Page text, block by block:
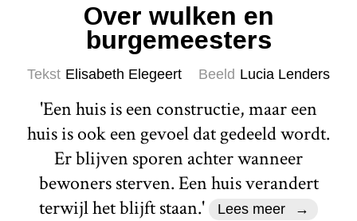
Over wulken en
burgemeesters
Tekst Elisabeth Elegeert Beeld Lucia Lenders
'Een huis is een constructie, maar een
huis is ook een gevoel dat gedeeld wordt.
Er blijven sporen achter wanneer
bewoners sterven. Een huis verandert
terwijl het blijft staan.'
Lees meer